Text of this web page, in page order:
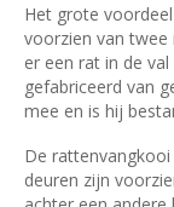
Het grote
voorzien van twee
er een rat in de
gefabriceerd van
mee en is hij
De rattenvangkooi
deuren zijn